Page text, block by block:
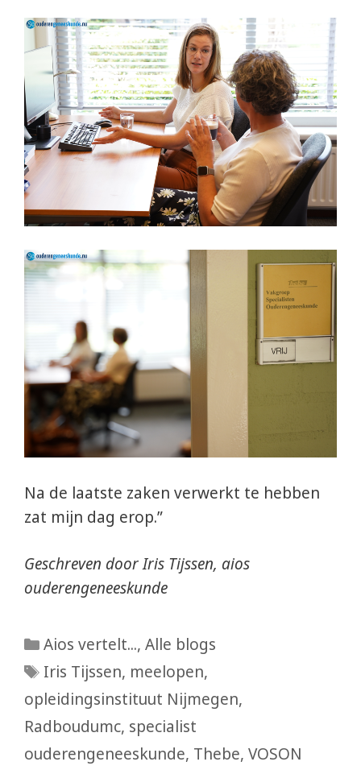
Na de laatste zaken verwerkt te hebben
zat mijn dag erop.”
Geschreven door Iris Tijssen, aios
ouderengeneeskunde
Categorieën
Aios vertelt...,Alle blogs
Tags
Iris Tijssen, meelopen,
opleidingsinstituut Nijmegen,
Radboudumc, specialist
ouderengeneeskunde, Thebe, VOSON